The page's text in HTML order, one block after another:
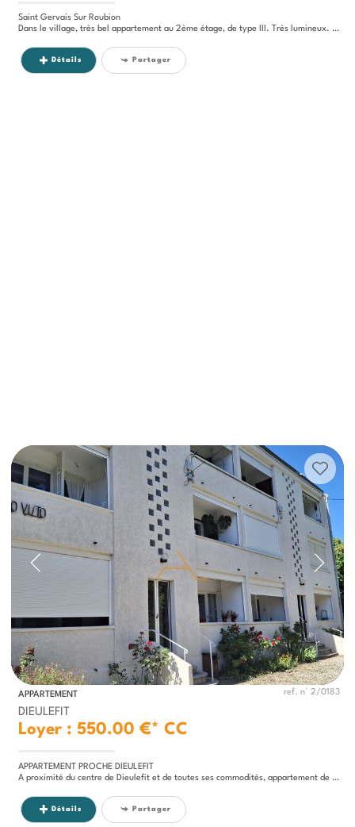
Saint Gervais Sur Roubion
Dans le village, très bel appartement au 2ème étage, de type III. Très lumineux. D'une superficie de 80m² environ, il...
Détails Partager
APPARTEMENT ref. n° 2/0183
DIEULEFIT
Loyer : 550.00 €* CC
APPARTEMENT PROCHE DIEULEFIT
A proximité du centre de Dieulefit et de toutes ses commodités, appartement de type II, 36m² habitables environ au 2ème...
Détails Partager